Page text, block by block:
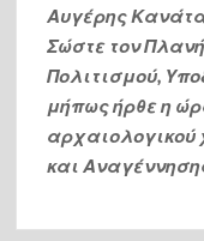
Αυγέρης
Σώστε τον
Πολιτισμού,
μήπως ήρθε η
και